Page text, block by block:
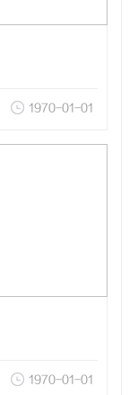
1970-01-01
1970-01-01